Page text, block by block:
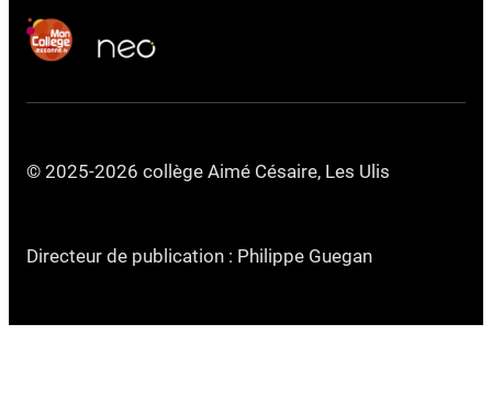
© 2025-2026 collège Aimé Césaire, Les Ulis
Directeur de publication : Philippe Guegan